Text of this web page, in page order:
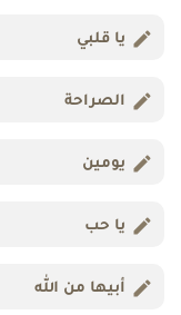
يا قلبي
الصراحة
يومين
يا حب
أبيها من الله